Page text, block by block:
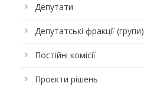
Депутати
Депутатські фракції (групи)
Постійні комісії
Проєкти рішень